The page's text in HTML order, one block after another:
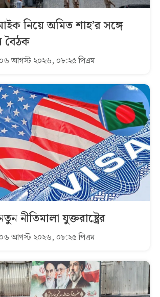
নিয়ে অমিত শাহ’র সঙ্গে
বৈঠক
০৬ আগস্ট ২০২৬, ০৮:২৫ পিএম
নীতিমালা যুক্তরাষ্ট্রের
০৬ আগস্ট ২০২৬, ০৮:২৫ পিএম